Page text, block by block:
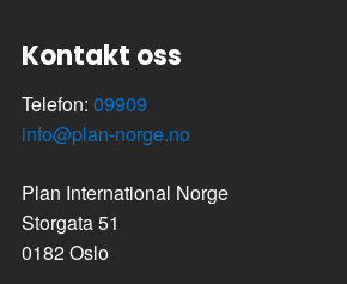
Kontakt oss
Telefon: 09909
info@plan-norge.no
Plan International Norge
Storgata 51
0182 Oslo